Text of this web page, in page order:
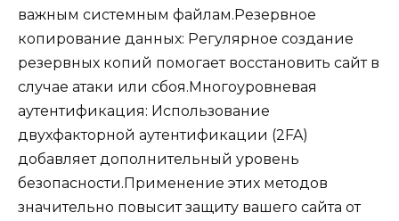
важным системным файлам.Резервное
копирование данных: Регулярное создание
резервных копий помогает восстановить сайт в
случае атаки или сбоя.Многоуровневая
аутентификация: Использование
двухфакторной аутентификации (2FA)
добавляет дополнительный уровень
безопасности.Применение этих методов
значительно повысит защиту вашего сайта от